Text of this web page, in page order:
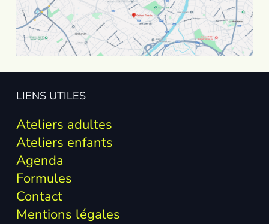
LIENS UTILES
Ateliers adultes
Ateliers enfants
Agenda
Formules
Contact
Mentions légales